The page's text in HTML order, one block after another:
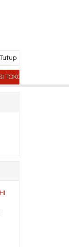
: Jl. Sidosermo II / 76